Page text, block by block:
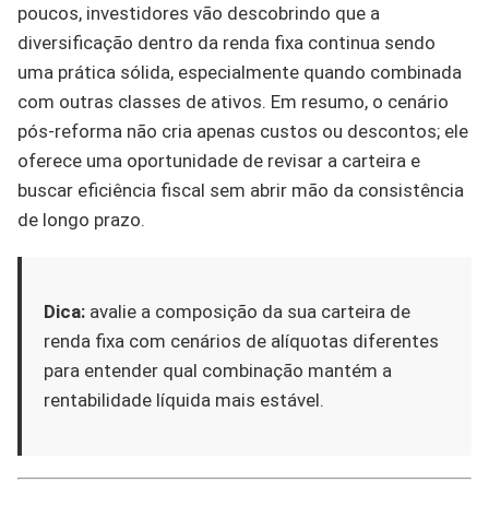
poucos, investidores vão descobrindo que a
diversificação dentro da renda fixa continua sendo
uma prática sólida, especialmente quando combinada
com outras classes de ativos. Em resumo, o cenário
pós-reforma não cria apenas custos ou descontos; ele
oferece uma oportunidade de revisar a carteira e
buscar eficiência fiscal sem abrir mão da consistência
de longo prazo.
Dica: avalie a composição da sua carteira de
renda fixa com cenários de alíquotas diferentes
para entender qual combinação mantém a
rentabilidade líquida mais estável.